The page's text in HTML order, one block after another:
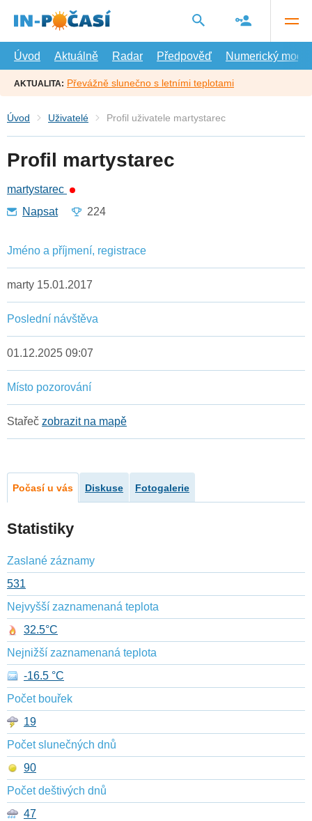
hlavní
Úvod
Aktuálně Radar Předpověď Numerický model
AKTUALITA: Převážně slunečno s letními teplotami
Úvod Uživatelé Profil uživatele martystarec
Profil martystarec
martystarec
Napsat
224
Jméno a příjmení, registrace
marty 15.01.2017
Poslední návštěva
01.12.2025 09:07
Místo pozorování
Stařeč zobrazit na mapě
Počasí u vás Diskuse Fotogalerie
Statistiky
Zaslané záznamy
531
Nejvyšší zaznamenaná teplota
32.5°C
Nejnižší zaznamenaná teplota
-16.5 °C
Počet bouřek
19
Počet slunečných dnů
90
Počet deštivých dnů
47